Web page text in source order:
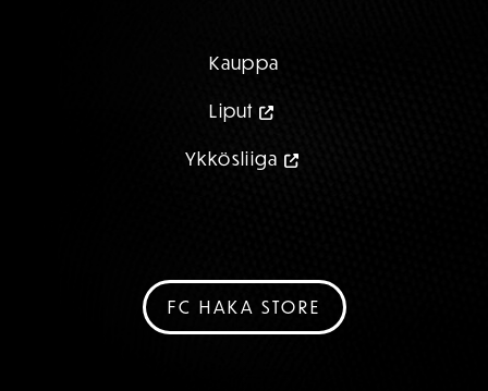
Kauppa
Liput
Ykkösliiga
FC HAKA STORE